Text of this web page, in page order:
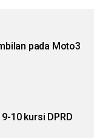
pada Moto3
10 kursi DPRD